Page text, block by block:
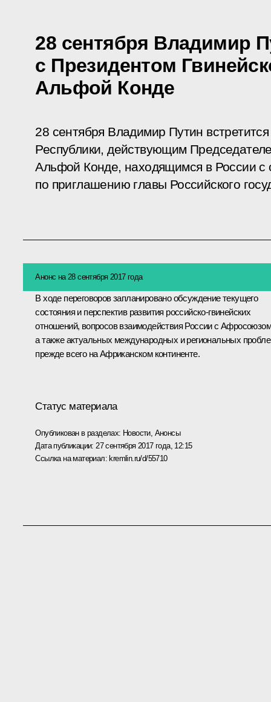
28 сентября Владимир
с Президентом
Альфой Конде
28 сентября Владимир Путин
Республики, действующим
Альфой Конде, находящимся в России
по приглашению главы Российского
Анонс на 28 сентября 2017 года
В ходе переговоров запланировано обсуждение текущего
состояния и перспектив развития российско-гвинейских
отношений, вопросов взаимодействия России с
а также актуальных международных и региональных
прежде всего на Африканском континенте.
Статус материала
Опубликован в разделах: Новости, Анонсы
Дата публикации: 27 сентября 2017 года, 12:15
Ссылка на материал: kremlin.ru/d/55710